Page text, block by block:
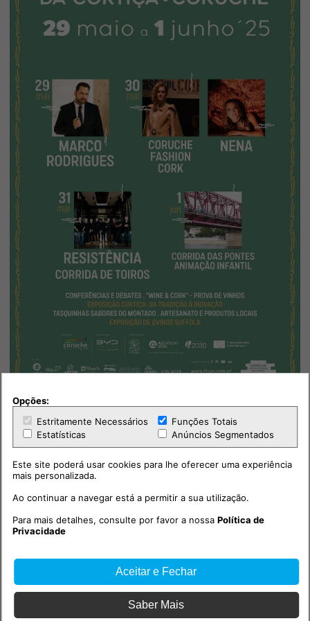
Opções:
Estritamente Necessários
Funções Totais
Estatísticas
Anúncios Segmentados
Este site poderá usar cookies para lhe oferecer uma experiência
mais personalizada.
Ao continuar a navegar está a permitir a sua utilização.
Para mais detalhes, consulte por favor a nossaPolítica de
Privacidade
Aceitar e Fechar
Saber Mais